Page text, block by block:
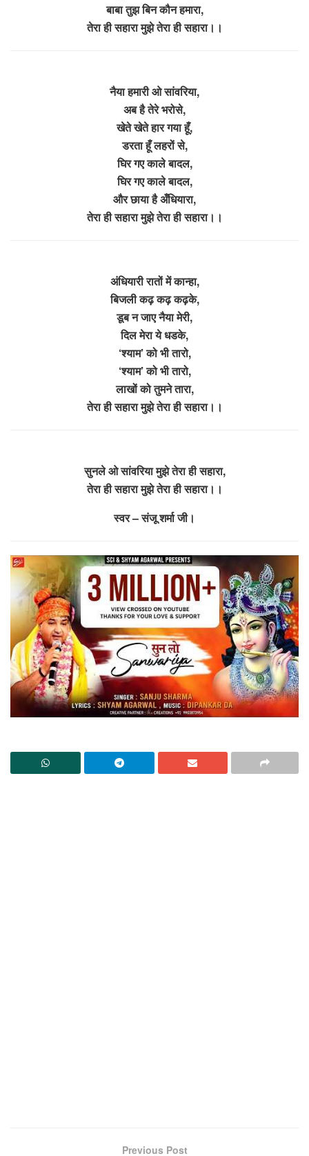
बाबा तुझ बिन कौन हमारा,
तेरा ही सहारा मुझे तेरा ही सहारा।।
नैया हमारी ओ सांवरिया,
अब है तेरे भरोसे,
खेते खेते हार गया हूँ,
डरता हूँ लहरों से,
घिर गए काले बादल,
घिर गए काले बादल,
और छाया है अँधियारा,
तेरा ही सहारा मुझे तेरा ही सहारा।।
अंधियारी रातों में कान्हा,
बिजली कढ़ कढ़ कढ़के,
डूब न जाए नैया मेरी,
दिल मेरा ये धडके,
‘श्याम’ को भी तारो,
‘श्याम’ को भी तारो,
लाखों को तुमने तारा,
तेरा ही सहारा मुझे तेरा ही सहारा।।
सुनले ओ सांवरिया मुझे तेरा ही सहारा,
तेरा ही सहारा मुझे तेरा ही सहारा।।
स्वर – संजू शर्मा जी।
Previous Post